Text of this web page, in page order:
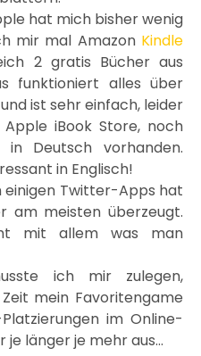
hat mich bisher wenig
mir mal Amazon Kindle
2 gratis Bücher aus
funktioniert alles über
ist sehr einfach, leider
iBook Store, noch
Deutsch vorhanden.
in Englisch!
einigen Twitter-Apps hat
am meisten überzeugt.
mit allem was man
ich mir zulegen,
mein Favoritengame
im Online-
länger je mehr aus…